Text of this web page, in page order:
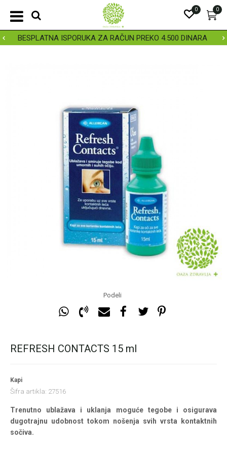
BESPLATNA ISPORUKA ZA RAČUN PREKO 4.500 DINARA
0
0
Podeli
REFRESH CONTACTS 15 ml
Kapi
Šifra artikla: 27516
Trenutno ublažava i uklanja moguće tegobe i osigurava
dugotrajnu udobnost tokom nošenja svih vrsta kontaktnih
sočiva.